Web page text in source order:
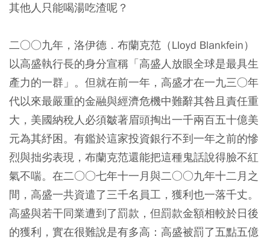
其他人只能喝湯吃渣呢？
二○○九年，洛伊德．布蘭克范（Lloyd Blankfein）
以高盛執行長的身分宣稱「高盛人放眼全球是最具生
產力的一群」。但就在前一年，高盛才在一九三○年
代以來最嚴重的金融與經濟危機中難辭其咎且責任重
大，美國納稅人必須皺著眉頭掏出一千兩百五十億美
元為其紓困。有鑑於這家投資銀行不到一年之前的慘
烈與拙劣表現，布蘭克范還能把這種鬼話說得臉不紅
氣不喘。在二○○七年十一月與二○○九年十二月之
間，高盛一共資遣了三千名員工，獲利也一落千丈。
高盛與若干同業遭到了罰款，但罰款金額相較於日後
的獲利，實在很難說是有多高：高盛被罰了五點五億